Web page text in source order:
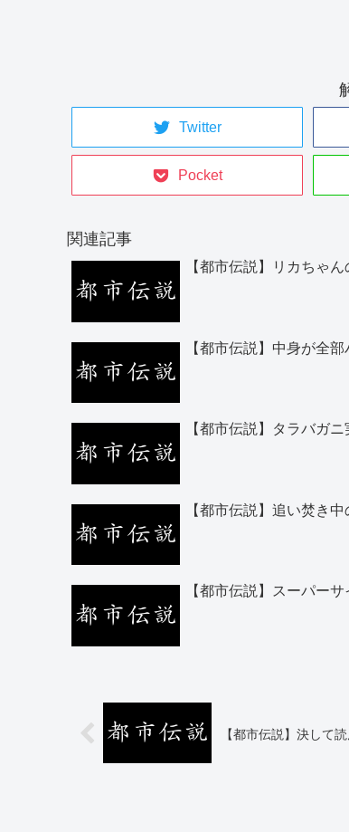
Twitter
Pocket
関連記事
【都市伝説】リカちゃ
【都市伝説】中身が全
【都市伝説】タラバガ
【都市伝説】追い焚き
【都市伝説】スーパー
【都市伝説】決して